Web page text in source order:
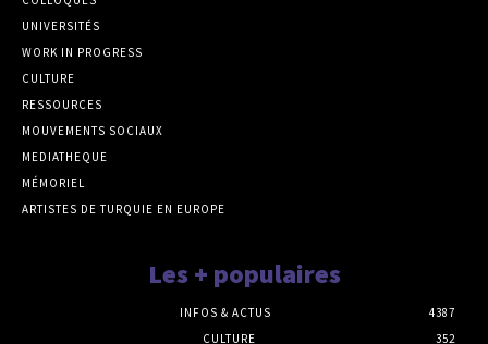
UNIVERSITÉS
WORK IN PROGRESS
CULTURE
RESSOURCES
MOUVEMENTS SOCIAUX
MEDIATHEQUE
MÉMORIEL
ARTISTES DE TURQUIE EN EUROPE
Les + populaires
INFOS & ACTUS
4387
CULTURE
352